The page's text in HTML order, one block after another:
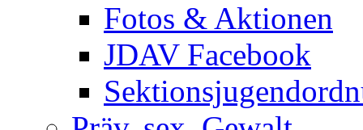
Fotos & Aktionen
JDAV Facebook